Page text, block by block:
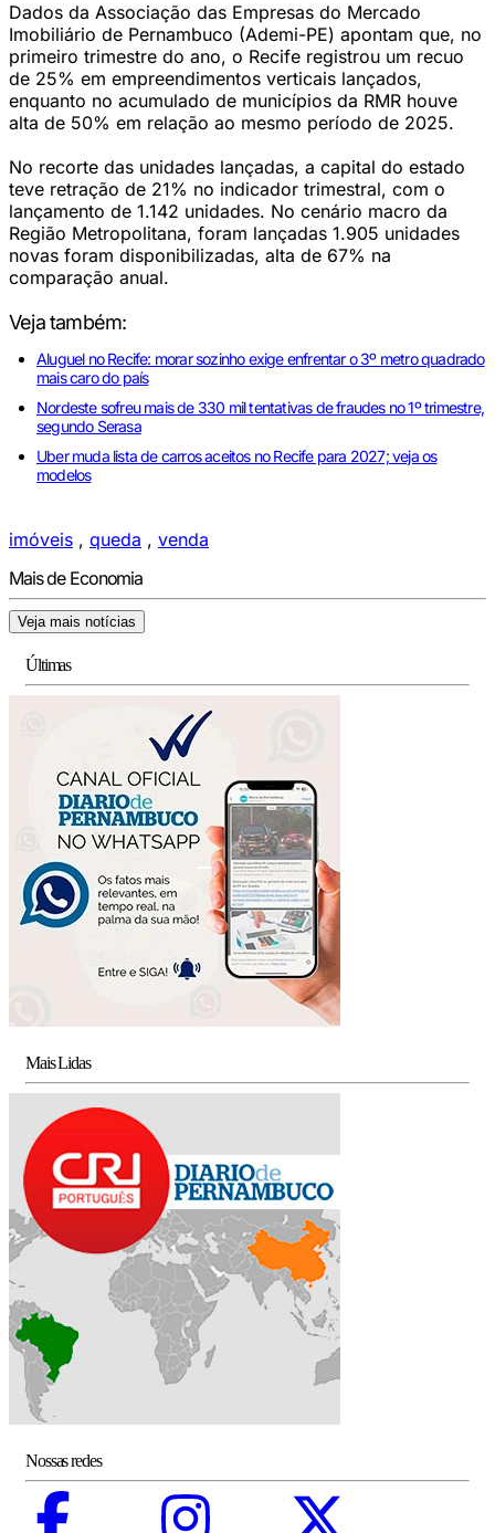
Dados da Associação das Empresas do Mercado
Imobiliário de Pernambuco (Ademi-PE) apontam que, no
primeiro trimestre do ano, o Recife registrou um recuo
de 25% em empreendimentos verticais lançados,
enquanto no acumulado de municípios da RMR houve
alta de 50% em relação ao mesmo período de 2025.
No recorte das unidades lançadas, a capital do estado
teve retração de 21% no indicador trimestral, com o
lançamento de 1.142 unidades. No cenário macro da
Região Metropolitana, foram lançadas 1.905 unidades
novas foram disponibilizadas, alta de 67% na
comparação anual.
Veja também:
Aluguel no Recife: morar sozinho exige enfrentar o 3º metro quadrado
mais caro do país
Nordeste sofreu mais de 330 mil tentativas de fraudes no 1º trimestre,
segundo Serasa
Uber muda lista de carros aceitos no Recife para 2027; veja os
modelos
imóveis , queda , venda
Mais de Economia
Veja mais notícias
Últimas
Mais Lidas
Nossas redes